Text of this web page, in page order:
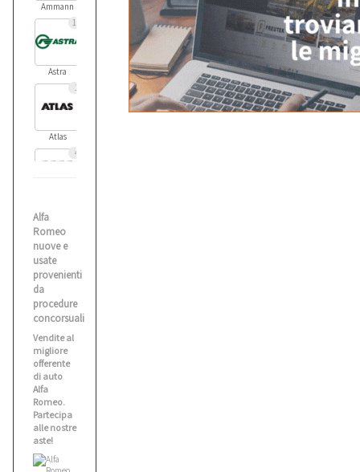
Ammann
11
Astra
1
Atlas
4
Balma
Benati
Biesse
Alfa
Romeo
nuove e
usate
provenienti
da
procedure
concorsuali
Vendite al
migliore
offerente
di auto
Alfa
Romeo.
Partecipa
alle nostre
aste!